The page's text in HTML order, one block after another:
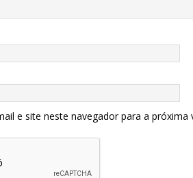
e site neste navegador para a próxima